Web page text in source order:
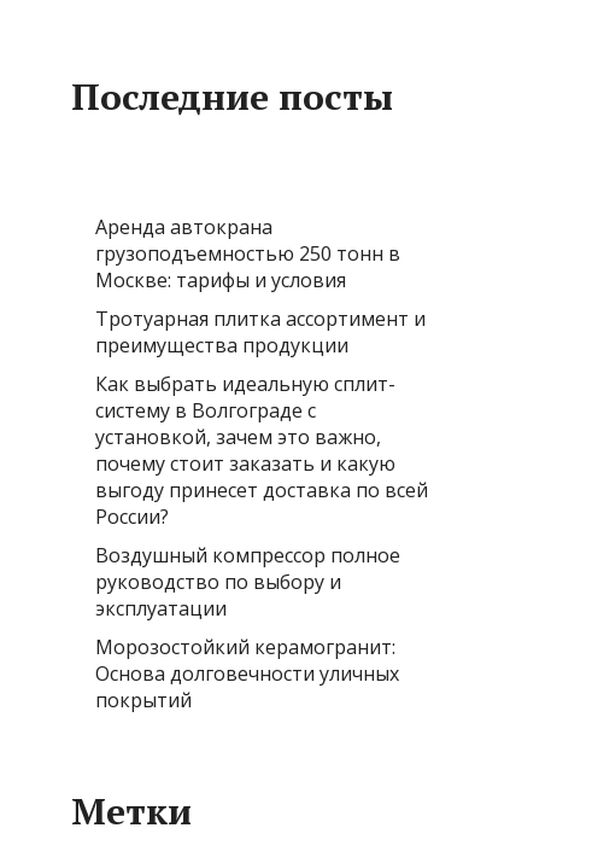
Последние посты
Аренда автокрана
грузоподъемностью 250 тонн в
Москве: тарифы и условия
Тротуарная плитка ассортимент и
преимущества продукции
Как выбрать идеальную сплит-
систему в Волгограде с
установкой, зачем это важно,
почему стоит заказать и какую
выгоду принесет доставка по всей
России?
Воздушный компрессор полное
руководство по выбору и
эксплуатации
Морозостойкий керамогранит:
Основа долговечности уличных
покрытий
Метки